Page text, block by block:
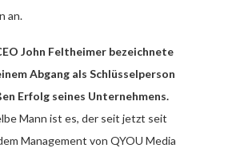
an.
John Feltheimer bezeichnete
Abgang als Schlüsselperson
Erfolg seines Unternehmens.
Mann ist es, der seit jetzt seit
Management von QYOU Media